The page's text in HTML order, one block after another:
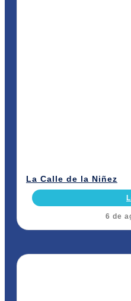
La Calle de la Niñez
6 de